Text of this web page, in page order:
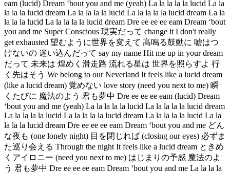
eam (lucid) Dream ‘bout you and me (yeah) La la la la la lucid La la
la la la lucid dream La la la la la lucid La la la la la lucid dream La la
la la la lucid La la la la la lucid dream Dre ee ee ee eam Dream ‘bout
you and me Super Conscious 現実だって change it I don't really
get exhausted 望むように世界を変えて 高鳴る鼓動に 嘘はつ
けないの 迷い込んだって say my name Hit me up in your dream
だって 未来は 煌めく滑走路 流れる星は 世界を照らすよ 行
く先はそう We belong to our Neverland It feels like a lucid dream
(like a lucid dream) 覚めない love story (need you next to me) 瞬
くたびに 魔法のよう 君も夢中 Dre ee ee ee eam (lucid) Dream
‘bout you and me (yeah) La la la la la lucid La la la la la lucid dream
La la la la la lucid La la la la la lucid dream La la la la la lucid La la
la la la lucid dream Dre ee ee ee eam Dream ‘bout you and me どん
な夜も (one lonely night) 目を閉じれば (closing our eyes) 必ずま
た巡り会える Through the night It feels like a lucid dream ときめ
くアイロニー (need you next to me) はじまりの予感 魔法のよ
う 君も夢中 Dre ee ee ee eam Dream ‘bout you and me La la la la